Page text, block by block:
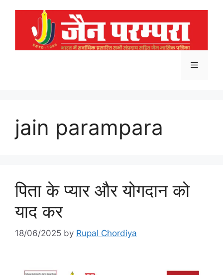
Menu
jain parampara
पिता के प्यार और योगदान को
याद कर
18/06/2025 by Rupal Chordiya